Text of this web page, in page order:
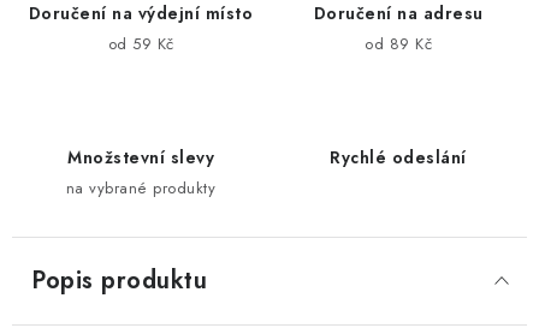
Doručení na výdejní místo
od 59 Kč
Doručení na adresu
od 89 Kč
Množstevní slevy
na vybrané produkty
Rychlé odeslání
Popis produktu